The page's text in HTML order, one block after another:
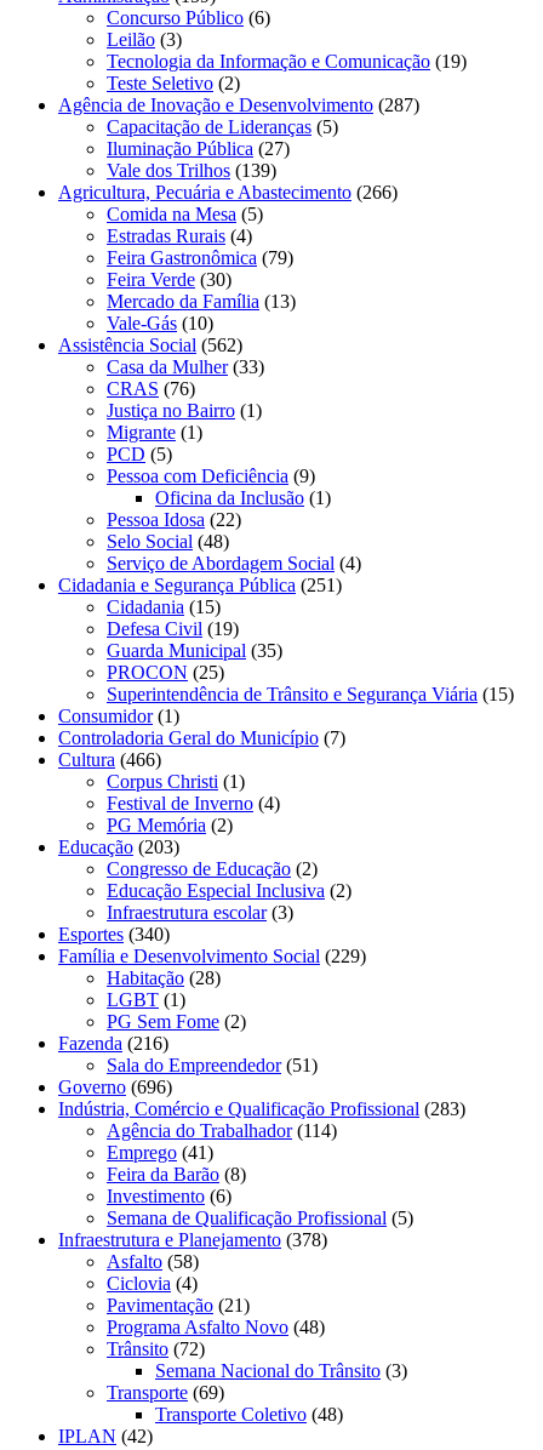
Concurso Público (6)
Leilão (3)
Tecnologia da Informação e Comunicação (19)
Teste Seletivo (2)
Agência de Inovação e Desenvolvimento (287)
Capacitação de Lideranças (5)
Iluminação Pública (27)
Vale dos Trilhos (139)
Agricultura, Pecuária e Abastecimento (266)
Comida na Mesa (5)
Estradas Rurais (4)
Feira Gastronômica (79)
Feira Verde (30)
Mercado da Família (13)
Vale-Gás (10)
Assistência Social (562)
Casa da Mulher(33)
CRAS (76)
Justiça no Bairro (1)
Migrante (1)
PCD (5)
Pessoa com Deficiência (9)
Oficina da Inclusão (1)
Pessoa Idosa (22)
Selo Social (48)
Serviço de Abordagem Social (4)
Cidadania e Segurança Pública (251)
Cidadania (15)
Defesa Civil (19)
Guarda Municipal (35)
PROCON (25)
Superintendência de Trânsito e Segurança Viária (15)
Consumidor(1)
Controladoria Geral do Município (7)
Cultura (466)
Corpus Christi (1)
Festival de Inverno (4)
PG Memória (2)
Educação (203)
Congresso de Educação (2)
Educação Especial Inclusiva (2)
Infraestrutura escolar(3)
Esportes (340)
Família e Desenvolvimento Social (229)
Habitação (28)
LGBT (1)
PG Sem Fome (2)
Fazenda (216)
Sala do Empreendedor(51)
Governo (696)
Indústria, Comércio e Qualificação Profissional (283)
Agência do Trabalhador(114)
Emprego (41)
Feira da Barão (8)
Investimento (6)
Semana de Qualificação Profissional (5)
Infraestrutura e Planejamento (378)
Asfalto (58)
Ciclovia (4)
Pavimentação (21)
Programa Asfalto Novo (48)
Trânsito (72)
Semana Nacional do Trânsito (3)
Transporte (69)
Transporte Coletivo (48)
IPLAN (42)